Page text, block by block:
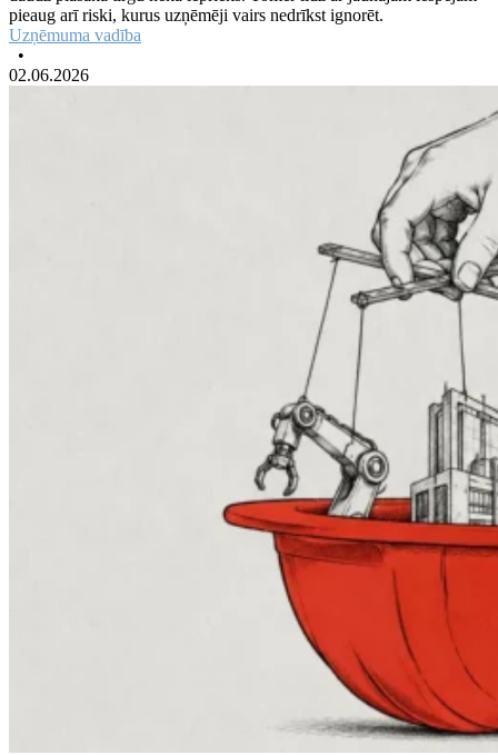
pieaug arī riski, kurus uzņēmēji vairs nedrīkst ignorēt.
Uzņēmuma vadība
•
02.06.2026